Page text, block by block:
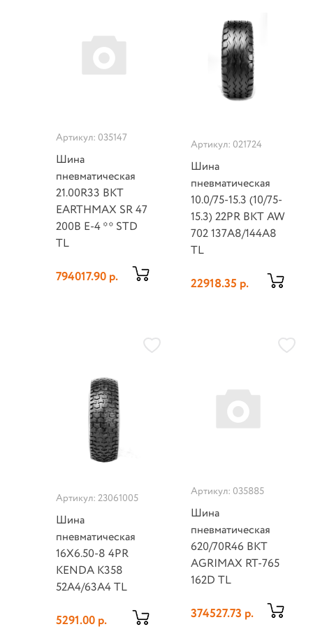
Артикул: 035147
Шина
пневматическая
21.00R33 BKT
EARTHMAX SR 47
200B E-4 ** STD
TL
794017.90 р.
Артикул: 021724
Шина
пневматическая
10.0/75-15.3 (10/75-
15.3) 22PR BKT AW
702 137A8/144A8
TL
22918.35 р.
Артикул: 23061005
Шина
пневматическая
16X6.50-8 4PR
KENDA K358
52A4/63A4 TL
5291.00 р.
Артикул: 035885
Шина
пневматическая
620/70R46 BKT
AGRIMAX RT-765
162D TL
374527.73 р.